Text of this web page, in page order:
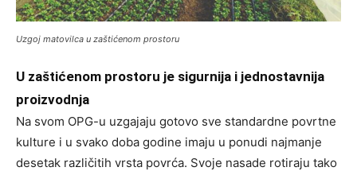
Uzgoj matovilca u zaštićenom prostoru
U zaštićenom prostoru je sigurnija i jednostavnija
proizvodnja
Na svom OPG-u uzgajaju gotovo sve standardne povrtne
kulture i u svako doba godine imaju u ponudi najmanje
desetak različitih vrsta povrća. Svoje nasade rotiraju tako